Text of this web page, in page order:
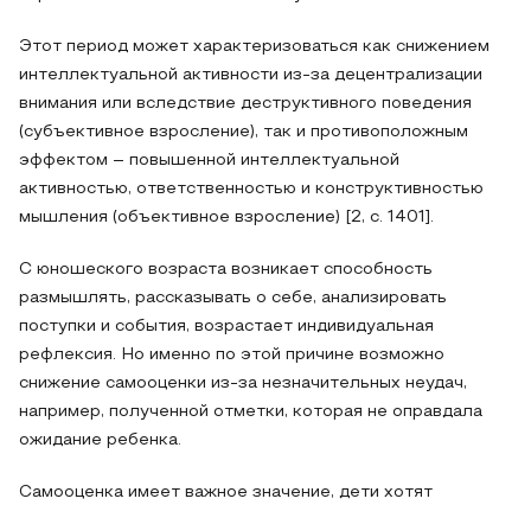
Этот период может характеризоваться как снижением
интеллектуальной активности из-за децентрализации
внимания или вследствие деструктивного поведения
(субъективное взросление), так и противоположным
эффектом – повышенной интеллектуальной
активностью, ответственностью и конструктивностью
мышления (объективное взросление) [2, с. 1401].
С юношеского возраста возникает способность
размышлять, рассказывать о себе, анализировать
поступки и события, возрастает индивидуальная
рефлексия. Но именно по этой причине возможно
снижение самооценки из-за незначительных неудач,
например, полученной отметки, которая не оправдала
ожидание ребенка.
Самооценка имеет важное значение, дети хотят